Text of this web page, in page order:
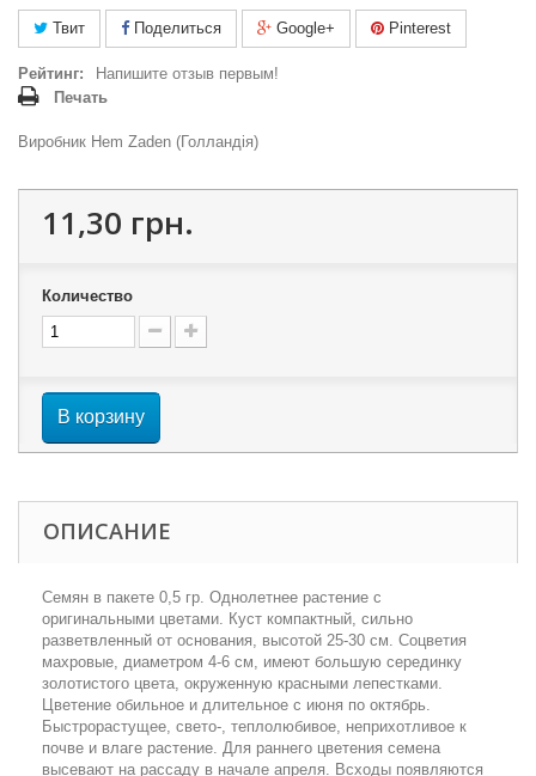
Твит Поделиться Google+ Pinterest
Рейтинг:
Напишите отзыв первым!
Печать
Виробник Hem Zaden (Голландія)
11,30 грн.
Количество
В корзину
ОПИСАНИЕ
Семян в пакете 0,5 гр. Однолетнее растение с
оригинальными цветами. Куст компактный, сильно
разветвленный от основания, высотой 25-30 см. Соцветия
махровые, диаметром 4-6 см, имеют большую серединку
золотистого цвета, окруженную красными лепестками.
Цветение обильное и длительное с июня по октябрь.
Быстрорастущее, свето-, теплолюбивое, неприхотливое к
почве и влаге растение. Для раннего цветения семена
высевают на рассаду в начале апреля. Всходы появляются